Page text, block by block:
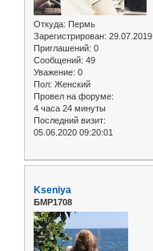
Откуда: Пермь
Зарегистрирован: 29.07.2019
Приглашений: 0
Сообщений: 49
Уважение: 0
Пол: Женский
Провел на форуме:
4 часа 24 минуты
Последний визит:
05.06.2020 09:20:01
Kseniya
БМР1708